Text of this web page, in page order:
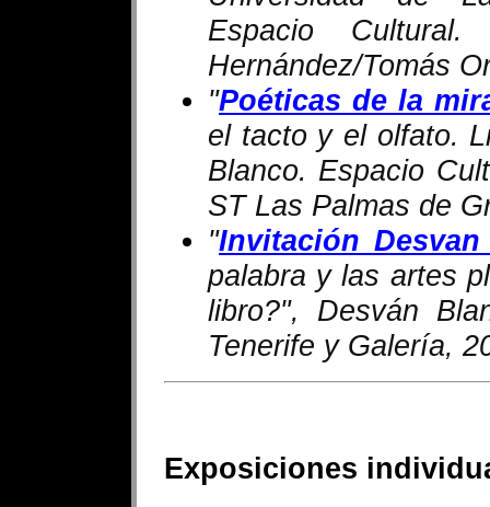
Espacio Cultural.
Hernández/Tomás
"Poéticas de la
el tacto y el olfato.
Blanco. Espacio
ST Las Palmas de
"Invitación
palabra y las artes
libro?", Desván
Tenerife y Galería,
Exposiciones